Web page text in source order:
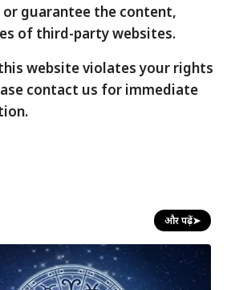
guarantee the content,
of third-party websites.
website violates your rights
contact us for immediate
और पढ़ें➤